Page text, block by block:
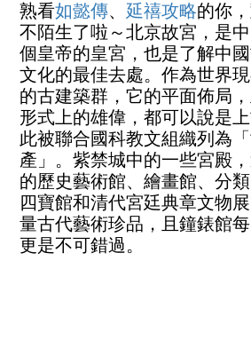
熟看如懿傳、 延禧攻略的你
不陌生了啦～北京故宮，是
個皇帝的皇宮，也是了解中
文化的最佳去處。作為世界
的古建築群，它的平面佈局
形式上的雄偉，都可以說是
此被聯合國科教文組織列為
產」。紫禁城中的一些宮殿
的歷史藝術館、繪畫館、分
四寶館和清代宮廷典章文物
量古代藝術珍品，且鐘錶館
更是不可錯過。